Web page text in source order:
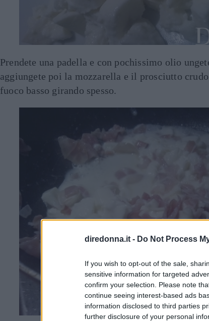
diredonna.it - Do Not Process
If you wish to opt-out of the sale,
sensitive information for targeted
confirm your selection. Please note
continue seeing interest-based ads
information disclosed to third parties
further disclosure of your personal
Prendete una padella e con pochissimo olio
aggiungete poi la mozzarella e il prosciutto
fuoco basso girando spesso.